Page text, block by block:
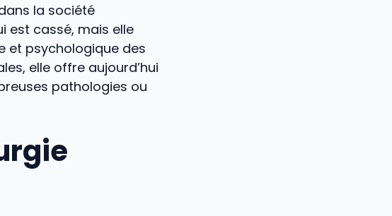
la société
est cassé, mais elle
et psychologique des
elle offre aujourd’hui
pathologies ou